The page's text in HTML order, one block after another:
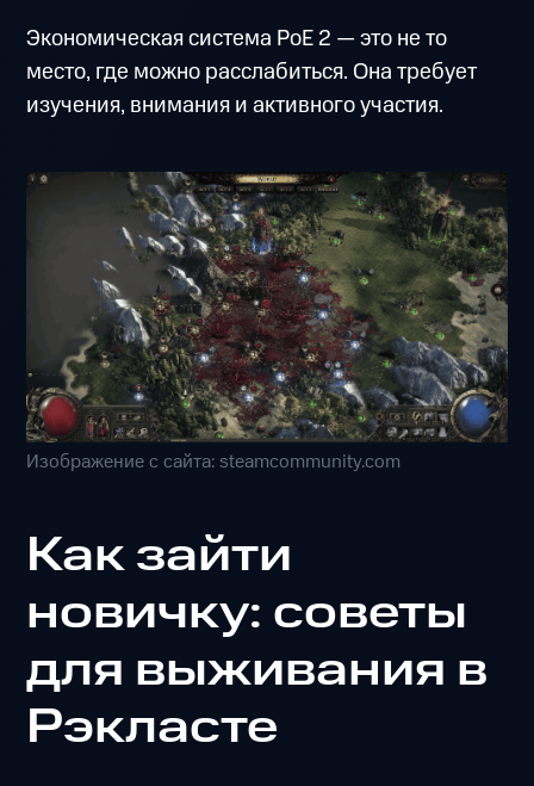
Экономическая система PoE 2 — это не то
место, где можно расслабиться. Она требует
изучения, внимания и активного участия.
Изображение с сайта: steamcommunity.com
Как зайти
новичку: советы
для выживания в
Рэкласте